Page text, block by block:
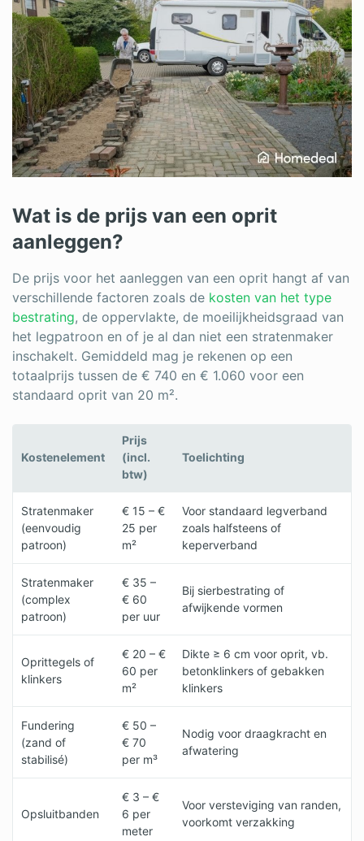
Wat is de prijs van een oprit
aanleggen?
De prijs voor het aanleggen van een oprit hangt af van
verschillende factoren zoals de kosten van het type
bestrating, de oppervlakte, de moeilijkheidsgraad van
het legpatroon en of je al dan niet een stratenmaker
inschakelt. Gemiddeld mag je rekenen op een
totaalprijs tussen de € 740 en € 1.060 voor een
standaard oprit van 20 m².
Kostenelement
Prijs
(incl.
btw)
Toelichting
Stratenmaker
(eenvoudig
patroon)
€ 15 – €
25 per
m²
Voor standaard legverband
zoals halfsteens of
keperverband
Stratenmaker
(complex
patroon)
€ 35 –
€ 60
per uur
Bij sierbestrating of
afwijkende vormen
Oprittegels of
klinkers
€ 20 – €
60 per
m²
Dikte ≥ 6 cm voor oprit, vb.
betonklinkers of gebakken
klinkers
Fundering
(zand of
stabilisé)
€ 50 –
€ 70
per m³
Nodig voor draagkracht en
afwatering
Opsluitbanden
€ 3 – €
6 per
meter
Voor versteviging van randen,
voorkomt verzakking